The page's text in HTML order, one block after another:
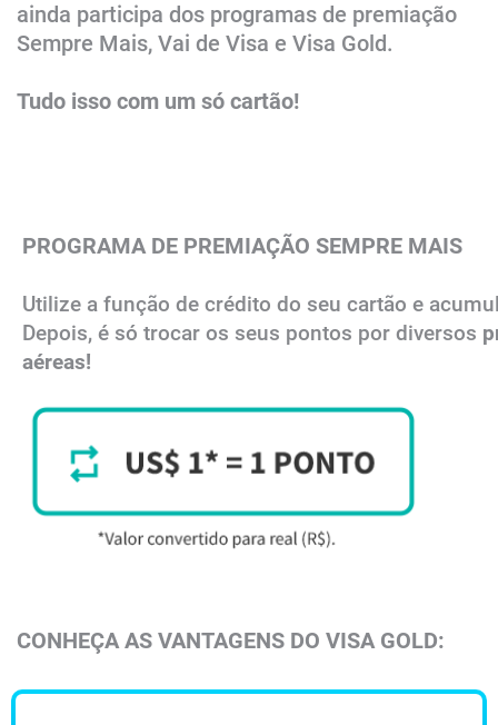
ainda participa dos programas de premiação
Sempre Mais, Vai de Visa e Visa Gold.
Tudo isso com um só cartão!
PROGRAMA DE PREMIAÇÃO SEMPRE MAIS
Utilize a função de crédito do seu cartão e​​
Depois, é só trocar os seus pontos por diversos
aéreas!
​CONHEÇA AS VANTAGENS DO VISA GOLD:​